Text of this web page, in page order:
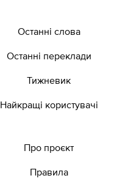
Останні слова
Останні переклади
Тижневик
Найкращі користувачі
Про проєкт
Правила